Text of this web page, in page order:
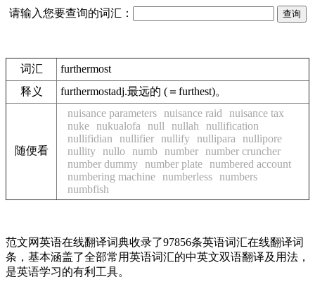
请输入您要查询的词汇：
词汇
furthermost
释义
furthermostadj.最远的 (＝furthest)。
随便看
nuisance parameters nuisance raid
nuisance tax
nuke
nukualofa null nullah
nullification
nullifidian
nullifier nullify nullipara
nullipore
nullity
nullo numb number
number cruncher
number dummy
number plate
numbered account
numbering machine
numberless
numbers
numbfish
范文网英语在线翻译词典收录了97856条英语词汇在线翻译词
条，基本涵盖了全部常用英语词汇的中英文双语翻译及用法，
是英语学习的有利工具。